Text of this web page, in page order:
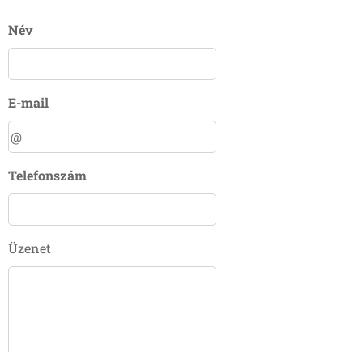
Név
E-mail
Telefonszám
Üzenet